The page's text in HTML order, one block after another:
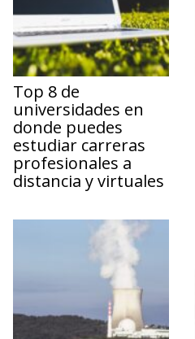
Top 8 de
universidades en
donde puedes
estudiar carreras
profesionales a
distancia y virtuales